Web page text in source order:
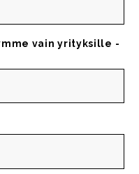
vain yrityksille -